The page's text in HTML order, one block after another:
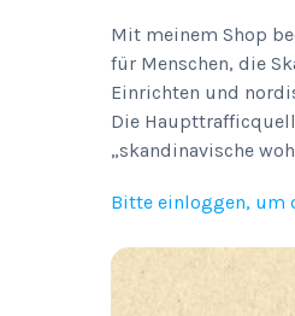
Mit meinem Shop
für Menschen, die
Einrichten und
Die
„skandinavische
Bitte einloggen, um